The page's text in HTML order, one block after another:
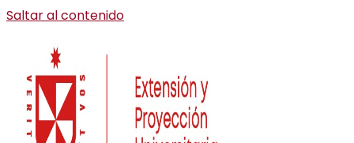
Saltar al contenido